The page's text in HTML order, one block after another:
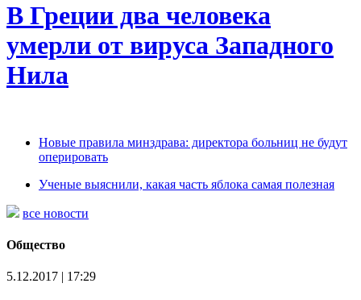
В Греции два человека
умерли от вируса Западного
Нила
Новые правила минздрава: директора больниц не будут
оперировать
Ученые выяснили, какая часть яблока самая полезная
все новости
Общество
5.12.2017 | 17:29